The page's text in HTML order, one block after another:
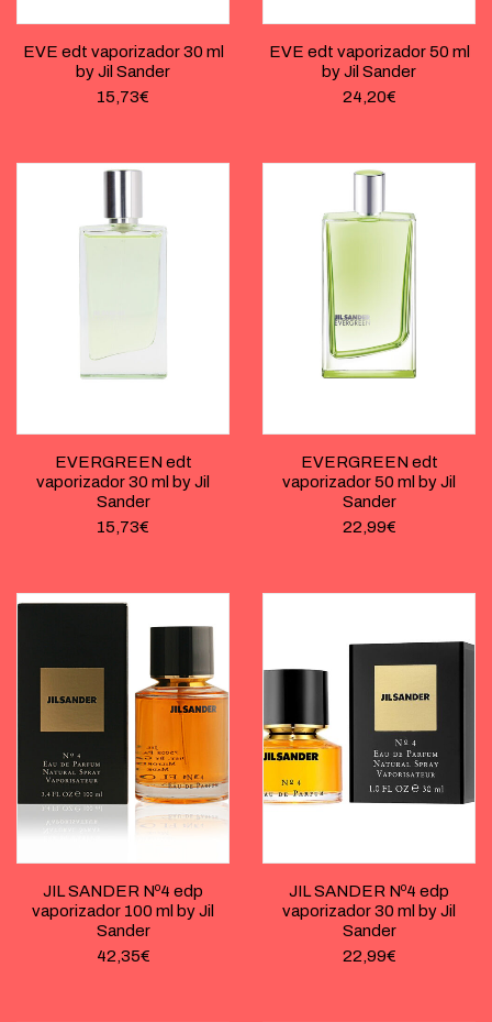
EVE edt vaporizador 30 ml
by Jil Sander
15,73€
EVE edt vaporizador 50 ml
by Jil Sander
24,20€
EVERGREEN edt
vaporizador 30 ml by Jil
Sander
15,73€
EVERGREEN edt
vaporizador 50 ml by Jil
Sander
22,99€
JIL SANDER Nº4 edp
vaporizador 100 ml by Jil
Sander
42,35€
JIL SANDER Nº4 edp
vaporizador 30 ml by Jil
Sander
22,99€